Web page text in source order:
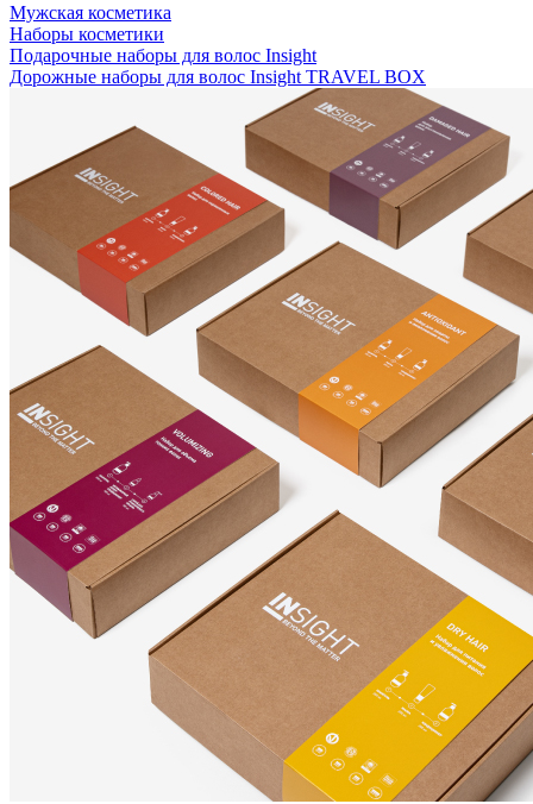
Мужская косметика
Наборы косметики
Подарочные наборы для волос Insight
Дорожные наборы для волос Insight TRAVEL BOX